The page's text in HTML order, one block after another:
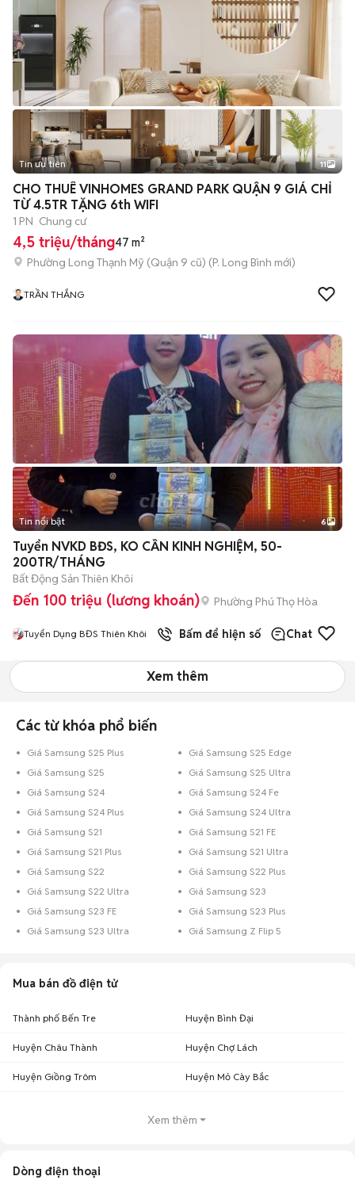
+2
Tin ưu tiên 11
CHO THUÊ VINHOMES GRAND PARK QUẬN 9 GIÁ CHỈ
TỪ 4.5TR TẶNG 6th WIFI
1 PN Chung cư
4,5 triệu/tháng47 m²
Phường Long Thạnh Mỹ (Quận 9 cũ) (P. Long Bình mới)
TRẦN THẮNG
+2
Tin nổi bật 6
Tuyển NVKD BĐS, KO CẦN KINH NGHIỆM, 50-
200TR/THÁNG
Bất Động Sản Thiên Khôi
Đến 100 triệu (lương khoán) Phường Phú Thọ Hòa
Tuyển Dụng BĐS Thiên Khôi Bấm để hiện số Chat
Xem thêm
Các từ khóa phổ biến
Giá Samsung S25 Plus
Giá Samsung S25 Edge
Giá Samsung S25
Giá Samsung S25 Ultra
Giá Samsung S24
Giá Samsung S24 Fe
Giá Samsung S24 Plus
Giá Samsung S24 Ultra
Giá Samsung S21
Giá Samsung S21 FE
Giá Samsung S21 Plus
Giá Samsung S21 Ultra
Giá Samsung S22
Giá Samsung S22 Plus
Giá Samsung S22 Ultra
Giá Samsung S23
Giá Samsung S23 FE
Giá Samsung S23 Plus
Giá Samsung S23 Ultra
Giá Samsung Z Flip 5
Mua bán đồ điện tử
Thành phố Bến Tre Huyện Bình Đại
Huyện Châu Thành Huyện Chợ Lách
Huyện Giồng Trôm Huyện Mỏ Cày Bắc
Xem thêm
Dòng điện thoại